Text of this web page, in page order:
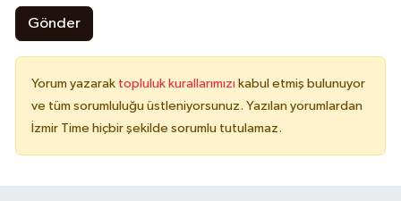
Gönder
Yorum yazarak topluluk kurallarımızı kabul etmiş bulunuyor
ve tüm sorumluluğu üstleniyorsunuz. Yazılan yorumlardan
İzmir Time hiçbir şekilde sorumlu tutulamaz.